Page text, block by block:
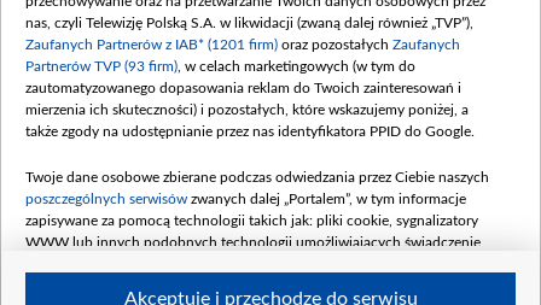
Data podpisania umowy: WRZESIEŃ 2025
(wpłata wrzesień 100 mln, październik 350
mln, listopad 265 mln)
Dofinansowanie 48 862 000,00 PLN
Data podpisania umowy: GRUDZIEŃ 2025
Dofinansowanie 900 000 000,00 PLN
Data podpisania umowy: LUTY 2026 (wpłata
26 lutego 80 mln, 4 marca 370 mln,8
czerwca 90 mln)
nas, czyli Telewizję Polską S.A. w likwidacji (zwaną dalej również „TVP”),
Zaufanych Partnerów z IAB* (1201 firm) oraz pozostałych Zaufanych
Partnerów TVP (93 firm) , w celach marketingowych (w tym do
zautomatyzowanego dopasowania reklam do Twoich zainteresowań i
mierzenia ich skuteczności) i pozostałych, które wskazujemy poniżej, a
także zgody na udostępnianie przez nas identyfikatora PPID do Google.
Twoje dane osobowe zbierane podczas odwiedzania przez Ciebie naszych
poszczególnych serwisów zwanych dalej „Portalem”, w tym informacje
zapisywane za pomocą technologii takich jak: pliki cookie, sygnalizatory
WWW lub innych podobnych technologii umożliwiających świadczenie
Akceptuję i przechodzę do serwisu